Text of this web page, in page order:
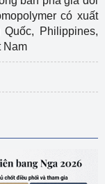
có xuất
Philippines,
Nam